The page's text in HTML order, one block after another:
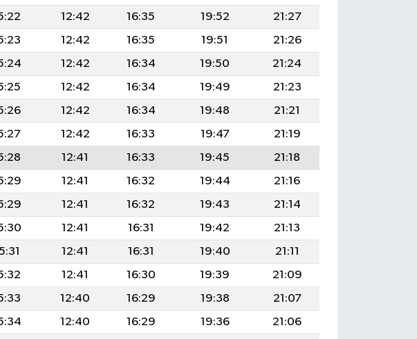
12:42 16:35 19:52
21:27
12:42 16:35 19:51
21:26
12:42 16:34 19:50
21:24
12:42 16:34 19:49
21:23
12:42 16:34 19:48
21:21
12:42 16:33 19:47
21:19
12:41 16:33 19:45
21:18
12:41 16:32 19:44
21:16
12:41 16:32 19:43
21:14
12:41 16:31 19:42
21:13
12:41 16:31 19:40
21:11
12:41 16:30 19:39
21:09
12:40 16:29 19:38
21:07
12:40 16:29 19:36
21:06